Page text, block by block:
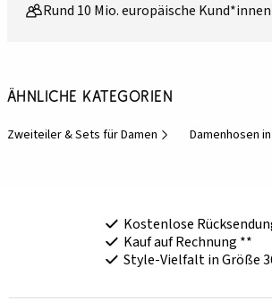
Rund 10 Mio. europäische
Ähnliche Kategorien
Zweiteiler & Sets für Damen Damenhosen
Kostenlose
Kauf auf Rechnung **
Style-Vielfalt in Größe